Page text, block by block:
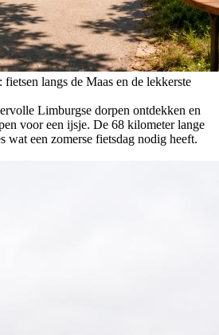
langs de Maas en de lekkerste
Limburgse dorpen ontdekken en
voor een ijsje. De 68 kilometer lange
wat een zomerse fietsdag nodig heeft.